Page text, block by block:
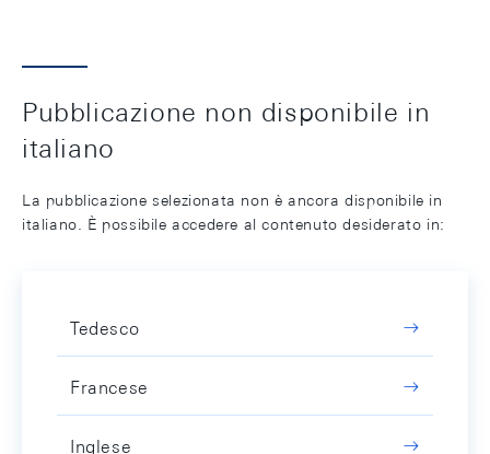
Pubblicazione non disponibile in
italiano
La pubblicazione selezionata non è ancora disponibile in
italiano. È possibile accedere al contenuto desiderato in:
Tedesco
Francese
Inglese